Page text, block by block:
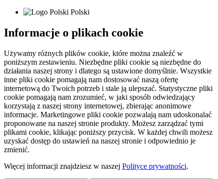
Polski
Informacje o plikach cookie
Używamy różnych plików cookie, które można znaleźć w
poniższym zestawieniu. Niezbędne pliki cookie są niezbędne do
działania naszej strony i dlatego są ustawione domyślnie. Wszystkie
inne pliki cookie pomagają nam dostosować naszą ofertę
internetową do Twoich potrzeb i stale ją ulepszać. Statystyczne pliki
cookie pomagają nam zrozumieć, w jaki sposób odwiedzający
korzystają z naszej strony internetowej, zbierając anonimowe
informacje. Marketingowe pliki cookie pozwalają nam udoskonalać
proponowane na naszej stronie produkty. Możesz zarządzać tymi
plikami cookie, klikając poniższy przycisk. W każdej chwili możesz
uzyskać dostęp do ustawień na naszej stronie i odpowiednio je
zmienić.
Więcej informacji znajdziesz w naszej Polityce prywatności.